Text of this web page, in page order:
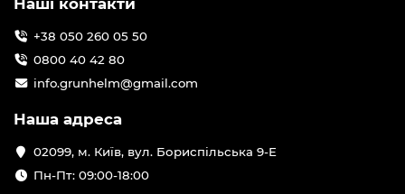
Наші контакти
+38 050 260 05 50
0800 40 42 80
info.grunhelm@gmail.com
Наша адреса
02099, м. Київ, вул. Бориспільська 9-Е
Пн-Пт: 09:00-18:00